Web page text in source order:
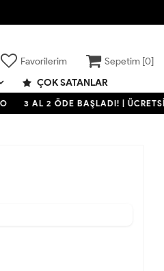
Favorilerim Sepetim [0]
ÇOK SATANLAR
3 AL 2 ÖDE BAŞLADI! |